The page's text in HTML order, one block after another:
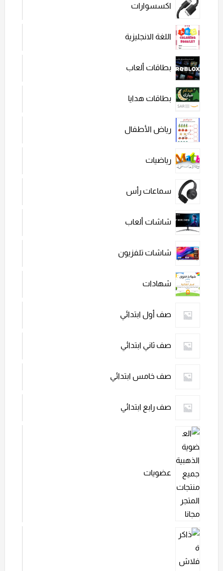
اكسسوارات
اللغة الانجليزية
بطاقات ألعاب
بطاقات هدايا
رياض الأطفال
رياضيات
سماعات رأس
شاشات ألعاب
شاشات تلفزيون
شهادات
صف أول ابتدائي
صف ثاني ابتدائي
صف خامس ابتدائي
صف رابع ابتدائي
عضويات